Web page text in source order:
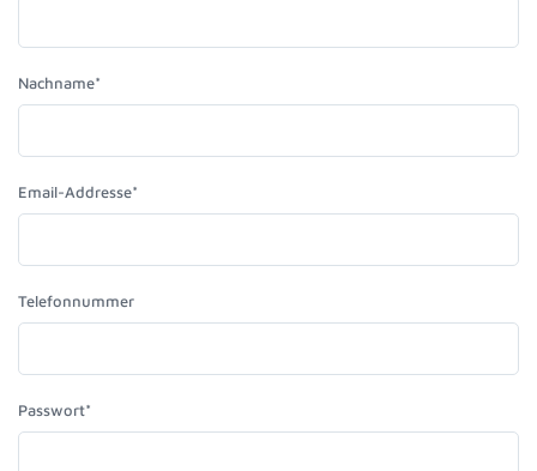
Nachname*
Email-Addresse*
Telefonnummer
Passwort*